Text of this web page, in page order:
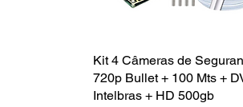
Visualização
Kit 4 Câmeras de
720p Bullet + 100 Mts +
Intelbras + HD 500gb